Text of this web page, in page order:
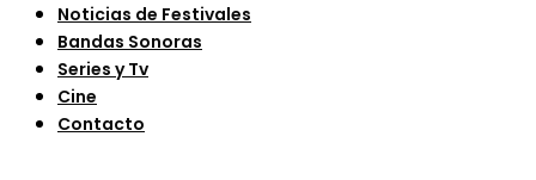
Noticias de Festivales
Bandas Sonoras
Series y Tv
Cine
Contacto